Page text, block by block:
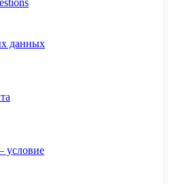
данных
условие